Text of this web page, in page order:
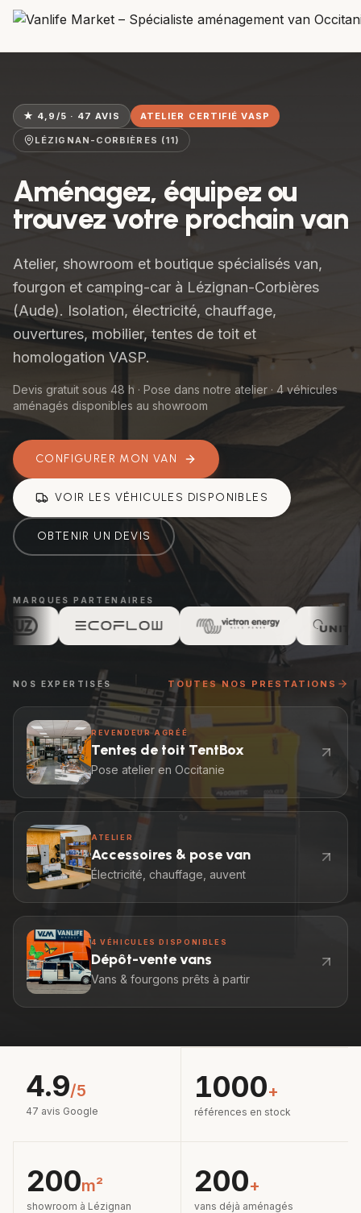
★ 4,9/5 · 47 AVIS ATELIER CERTIFIÉ VASP
LÉZIGNAN-CORBIÈRES (11)
Aménagez, équipez ou
trouvez votre prochain van
Atelier, showroom et boutique spécialisés van,
fourgon et camping-car à Lézignan-Corbières
(Aude). Isolation, électricité, chauffage,
ouvertures, mobilier, tentes de toit et
homologation VASP.
Devis gratuit sous 48 h · Pose dans notre atelier · 4véhicules
aménagés disponibles au showroom
CONFIGURER MON VAN
VOIR LES VÉHICULES DISPONIBLES
OBTENIR UN DEVIS
MARQUES PARTENAIRES
NOS EXPERTISES TOUTES NOS PRESTATIONS
REVENDEUR AGRÉÉ
Tentes de toit TentBox
Pose atelier en Occitanie
ATELIER
Accessoires & pose van
Électricité, chauffage, auvent
4 VÉHICULES DISPONIBLES
Dépôt-vente vans
Vans & fourgons prêts à partir
4.9/5
47 avis Google
1000+
références en stock
200m²
showroom à Lézignan
200+
vans déjà aménagés